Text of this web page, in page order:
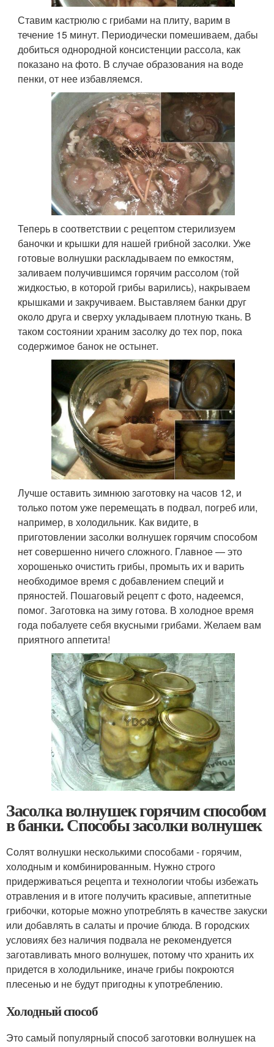
Ставим кастрюлю с грибами на плиту, варим в
течение 15 минут. Периодически помешиваем, дабы
добиться однородной консистенции рассола, как
показано на фото. В случае образования на воде
пенки, от нее избавляемся.
Теперь в соответствии с рецептом стерилизуем
баночки и крышки для нашей грибной засолки. Уже
готовые волнушки раскладываем по емкостям,
заливаем получившимся горячим рассолом (той
жидкостью, в которой грибы варились), накрываем
крышками и закручиваем. Выставляем банки друг
около друга и сверху укладываем плотную ткань. В
таком состоянии храним засолку до тех пор, пока
содержимое банок не остынет.
Лучше оставить зимнюю заготовку на часов 12, и
только потом уже перемещать в подвал, погреб или,
например, в холодильник. Как видите, в
приготовлении засолки волнушек горячим способом
нет совершенно ничего сложного. Главное — это
хорошенько очистить грибы, промыть их и варить
необходимое время с добавлением специй и
пряностей. Пошаговый рецепт с фото, надеемся,
помог. Заготовка на зиму готова. В холодное время
года побалуете себя вкусными грибами. Желаем вам
приятного аппетита!
Засолка волнушек горячим способом
в банки. Способы засолки волнушек
Солят волнушки несколькими способами - горячим,
холодным и комбинированным. Нужно строго
придерживаться рецепта и технологии чтобы избежать
отравления и в итоге получить красивые, аппетитные
грибочки, которые можно употреблять в качестве закуски
или добавлять в салаты и прочие блюда. В городских
условиях без наличия подвала не рекомендуется
заготавливать много волнушек, потому что хранить их
придется в холодильнике, иначе грибы покроются
плесенью и не будут пригодны к употреблению.
Холодный способ
Это самый популярный способ заготовки волнушек на